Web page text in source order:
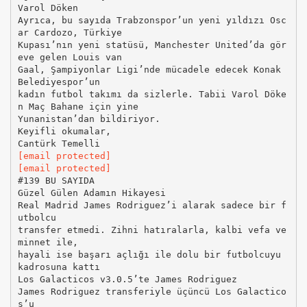
Varol Döken
Ayrıca, bu sayıda Trabzonspor’un yeni yıldızı Osc
ar Cardozo, Türkiye
Kupası’nın yeni statüsü, Manchester United’da gör
eve gelen Louis van
Gaal, Şampiyonlar Ligi’nde mücadele edecek Konak
Belediyespor’un
kadın futbol takımı da sizlerle. Tabii Varol Döke
n Maç Bahane için yine
Yunanistan’dan bildiriyor.
Keyifli okumalar,
[email protected]
[email protected]